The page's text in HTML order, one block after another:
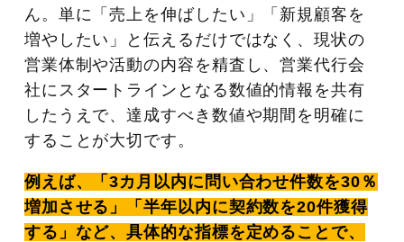
ん。単に「売上を伸ばしたい」「新規顧客を
増やしたい」と伝えるだけではなく、現状の
営業体制や活動の内容を精査し、営業代行会
社にスタートラインとなる数値的情報を共有
したうえで、達成すべき数値や期間を明確に
することが大切です。
例えば、「3カ月以内に問い合わせ件数を30％
増加させる」「半年以内に契約数を20件獲得
する」など、具体的な指標を定めることで、